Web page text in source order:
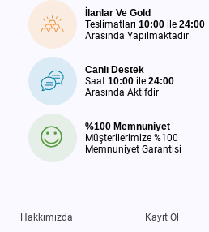
İlanlar Ve Gold
Teslimatları 10:00 ile 24:00
Arasında Yapılmaktadır
Canlı Destek
Saat 10:00 ile 24:00
Arasında Aktifdir
%100 Memnuniyet
Müşterilerimize %100
Memnuniyet Garantisi
Hakkımızda Kayıt Ol